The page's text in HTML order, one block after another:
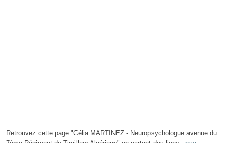
Retrouvez cette page "Célia MARTINEZ - Neuropsychologue avenue du